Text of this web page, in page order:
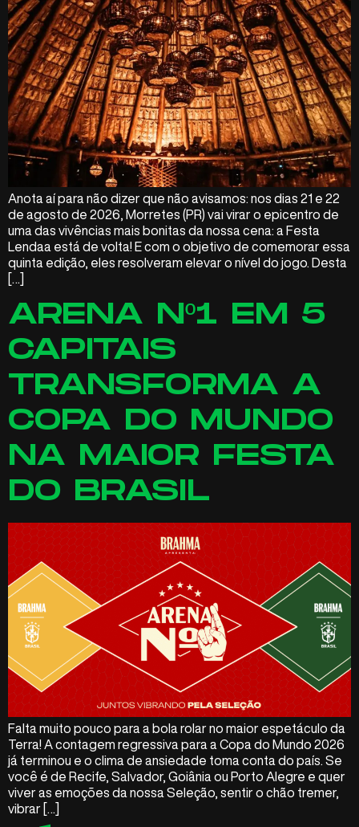
Anota aí para não dizer que não avisamos: nos dias 21 e 22
de agosto de 2026, Morretes (PR) vai virar o epicentro de
uma das vivências mais bonitas da nossa cena: a Festa
Lendaa está de volta! E com o objetivo de comemorar essa
quinta edição, eles resolveram elevar o nível do jogo. Desta
ARENA Nº1 EM 5
CAPITAIS
TRANSFORMA A
COPA DO MUNDO
NA MAIOR FESTA
DO BRASIL
Falta muito pouco para a bola rolar no maior espetáculo da
Terra! A contagem regressiva para a Copa do Mundo 2026
já terminou e o clima de ansiedade toma conta do país. Se
você é de Recife, Salvador, Goiânia ou Porto Alegre e quer
viver as emoções da nossa Seleção, sentir o chão tremer,
vibrar […]